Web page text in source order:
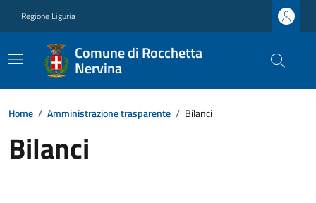
Regione Liguria
Comune di Rocchetta
Nervina
Home / Amministrazione trasparente / Bilanci
Bilanci